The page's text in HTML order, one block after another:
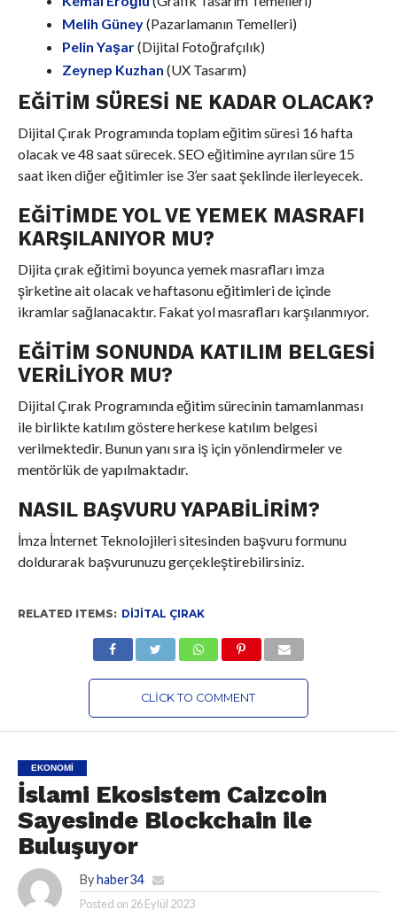
Melih Güney(Pazarlamanın Temelleri)
Pelin Yaşar(Dijital Fotoğrafçılık)
Zeynep Kuzhan (UX Tasarım)
EĞITIM SÜRESI NE KADAR OLACAK?
Dijital Çırak Programında toplam eğitim süresi 16 hafta
olacak ve 48 saat sürecek. SEO eğitimine ayrılan süre 15
saat iken diğer eğitimler ise 3’er saat şeklinde ilerleyecek.
EĞITIMDE YOL VE YEMEK MASRAFI
KARŞILANIYOR MU?
Dijita çırak eğitimi boyunca yemek masrafları imza
şirketine ait olacak ve haftasonu eğitimleri de içinde
ikramlar sağlanacaktır. Fakat yol masrafları karşılanmıyor.
EĞITIM SONUNDA KATILIM BELGESI
VERILIYOR MU?
Dijital Çırak Programında eğitim sürecinin tamamlanması
ile birlikte katılım göstere herkese katılım belgesi
verilmektedir. Bunun yanı sıra iş için yönlendirmeler ve
mentörlük de yapılmaktadır.
NASIL BAŞVURU YAPABILIRIM?
İmza İnternet Teknolojileri sitesinden başvuru formunu
doldurarak başvurunuzu gerçekleştirebilirsiniz.
RELATED ITEMS: DIJITAL ÇIRAK
CLICK TO COMMENT
EKONOMI
İslami Ekosistem Caizcoin
Sayesinde Blockchain ile
Buluşuyor
By haber34
Posted on 26 Eylül 2023